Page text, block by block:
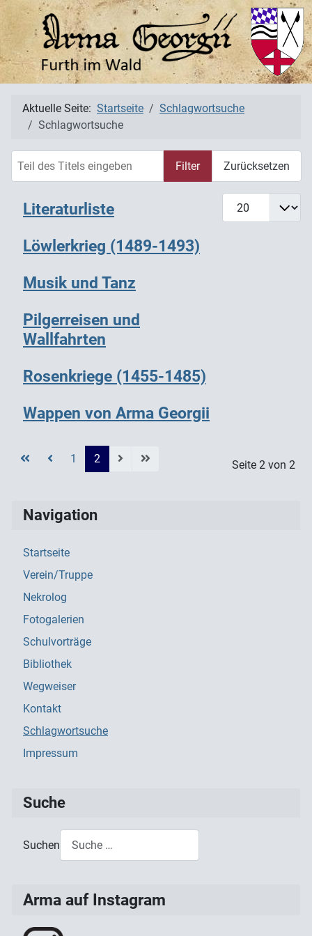
Aktuelle Seite: Startseite
Schlagwortsuche
Schlagwortsuche
Filter Zurücksetzen
Anzeige #
Literaturliste
Löwlerkrieg (1489-1493)
Musik und Tanz
Pilgerreisen und
Wallfahrten
Rosenkriege (1455-1485)
Wappen von Arma Georgii
Seite 2 von 2
1 2
Navigation
Startseite
Verein/Truppe
Nekrolog
Fotogalerien
Schulvorträge
Bibliothek
Wegweiser
Kontakt
Schlagwortsuche
Impressum
Suche
Suchen
Arma auf Instagram